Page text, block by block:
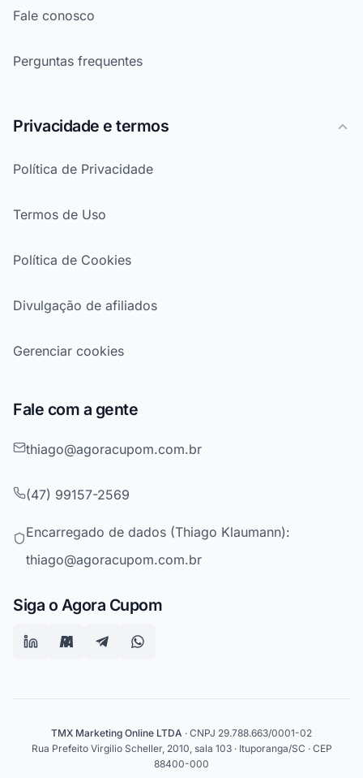
Fale conosco
Perguntas frequentes
Privacidade e termos
Política de Privacidade
Termos de Uso
Política de Cookies
Divulgação de afiliados
Gerenciar cookies
Fale com a gente
thiago@agoracupom.com.br
(47) 99157-2569
Encarregado de dados (Thiago Klaumann):
thiago@agoracupom.com.br
Siga o Agora Cupom
TMX Marketing Online LTDA · CNPJ 29.788.663/0001-02
Rua Prefeito Virgilio Scheller, 2010, sala 103 · Ituporanga/SC · CEP
88400-000